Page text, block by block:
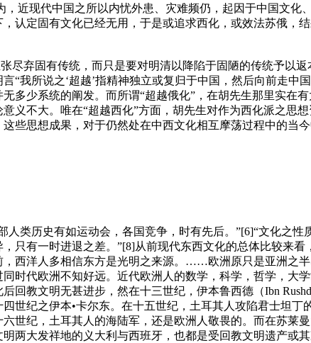
，近现代中国之所以内忧外患、灾难频仍，起因于中国文化
认定固有文化已经无用，于是或追求西化，或效法苏俄，
尽弃固有传统，而只是要对明清以降陷于固陋的传统予以
“我所说之‘超越’指精神独立或复归于中国，然后向前走中
多少系统的阐发。而所谓“超越俄化”，在胡先生那里实在
义不大。唯在“超越西化”方面，胡先生对作为西化派之思
些思想成果，对于仍然处在中西文化相互摩荡过程中的当
类历史有如运动会，各国竞争，时有先后。”[6]“文化之
只有一时进退之差。”[8]从前现代东西文化的总体比较来看
西洋人多相信东方是光明之来源。……欧洲原只是亚洲之
时代欧洲不知好远。近代欧洲人的数学，科学，哲学，大
回教文明无甚进步，然在十三世纪，伊本鲁西德（Ibn
世纪之伊本•卡尔东。在十五世纪，土耳其人攻陷君士坦丁
世纪，土耳其人的海陆军，还是欧洲人敬畏的。而在苏莱
两大发祥地的义大利与西班牙，也都是受回教文明遗产或